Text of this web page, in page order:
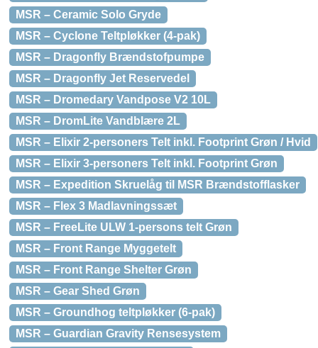
MSR – Ceramic Solo Gryde
MSR – Cyclone Teltpløkker (4-pak)
MSR – Dragonfly Brændstofpumpe
MSR – Dragonfly Jet Reservedel
MSR – Dromedary Vandpose V2 10L
MSR – DromLite Vandblære 2L
MSR – Elixir 2-personers Telt inkl. Footprint Grøn / Hvid
MSR – Elixir 3-personers Telt inkl. Footprint Grøn
MSR – Expedition Skruelåg til MSR Brændstofflasker
MSR – Flex 3 Madlavningssæt
MSR – FreeLite ULW 1-persons telt Grøn
MSR – Front Range Myggetelt
MSR – Front Range Shelter Grøn
MSR – Gear Shed Grøn
MSR – Groundhog teltpløkker (6-pak)
MSR – Guardian Gravity Rensesystem